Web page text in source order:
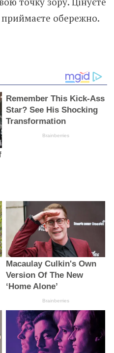
обережно.